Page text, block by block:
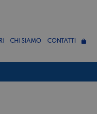
CHI SIAMO CONTATTI